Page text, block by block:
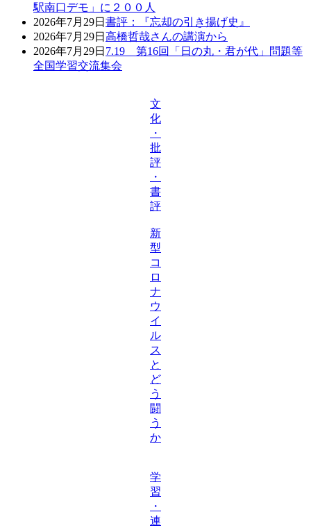
駅南口デモ」に２００人
2026年7月29日 書評：『忘却の引き揚げ史』
2026年7月29日 高橋哲哉さんの講演から
2026年7月29日 7.19 第16回「日の丸・君が代」問題等
全国学習交流集会
文
化
・
批
評
・
書
評
新
型
コ
ロ
ナ
ウ
イ
ル
ス
と
ど
う
闘
う
か
学
習
・
連